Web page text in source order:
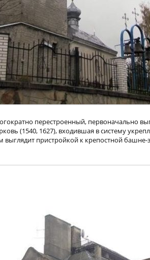
перестроенный, первоначально
(1540, 1627), входившая в систему
пристройкой к крепостной башне-